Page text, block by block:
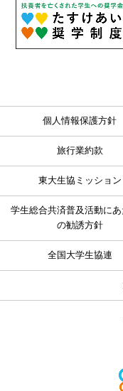
個人情報保護方針
旅行業約款
東大生協ミッション
学生総合共済普及活動にあ
の勧誘方針
全国大学生協連